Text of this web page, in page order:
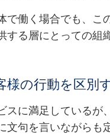
で働く場合でも、こ
する層にとっての
様の行動を区別
スに満足している
文句を言いながら